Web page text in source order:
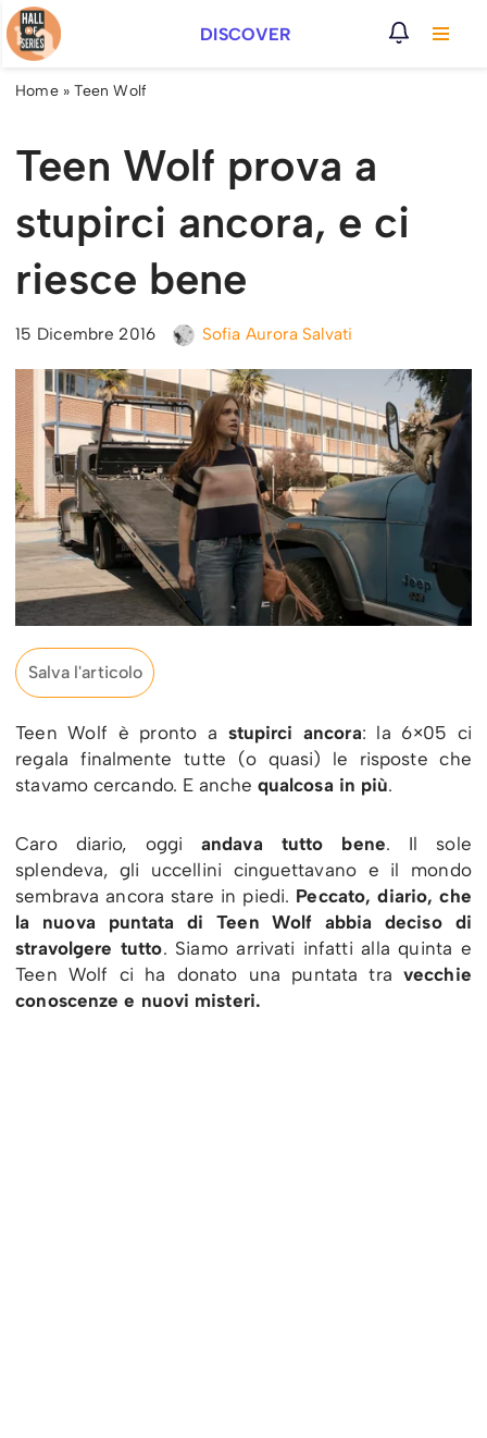
Vai
al
DISCOVER
Home» Teen Wolf
Teen Wolf prova a
stupirci ancora, e ci
riesce bene
15 Dicembre 2016 Sofia Aurora Salvati
Salva l'articolo
Teen Wolf è pronto a stupirci ancora: la 6×05 ci
regala finalmente tutte (o quasi) le risposte che
stavamo cercando. E anche qualcosa in più.
Caro diario, oggiandava tutto bene. Il sole
splendeva, gli uccellini cinguettavano e il mondo
sembrava ancora stare in piedi. Peccato, diario, che
la nuova puntata di Teen Wolf abbia deciso di
stravolgere tutto. Siamo arrivati infatti alla quinta e
Teen Wolf ci ha donato una puntata travecchie
conoscenze e nuovi misteri.